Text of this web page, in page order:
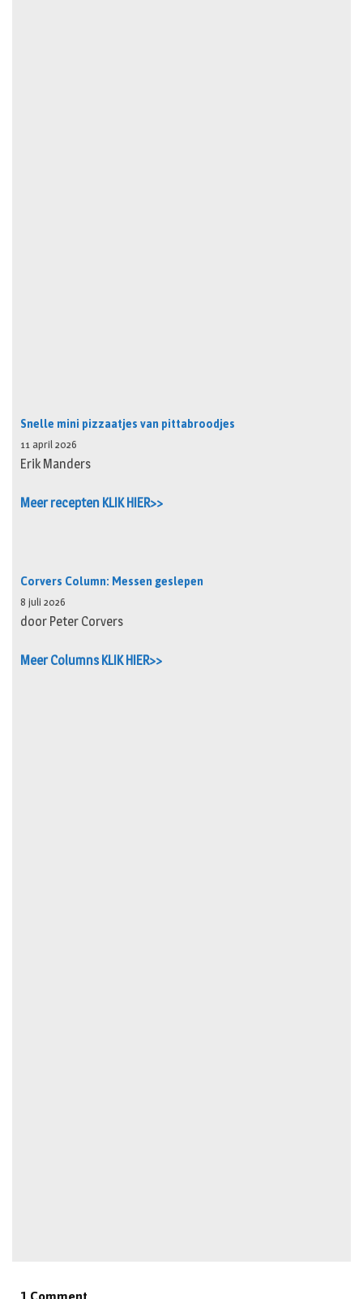
Snelle mini pizzaatjes van pittabroodjes
11 april 2026
Erik Manders
Meer recepten KLIK HIER>>
Corvers Column: Messen geslepen
8 juli 2026
door Peter Corvers
Meer Columns KLIK HIER>>